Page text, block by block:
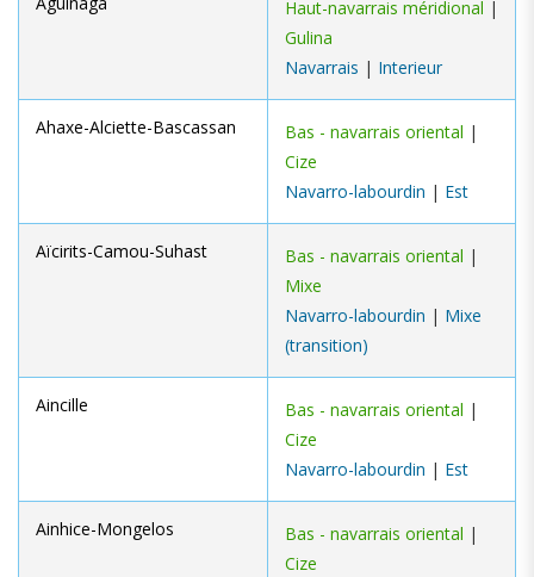
Haut-navarrais méridional |
Gulina
Navarrais | Interieur
Ahaxe-Alciette-Bascassan Bas - navarrais oriental |
Cize
Navarro-labourdin | Est
Aïcirits-Camou-Suhast Bas - navarrais oriental |
Mixe
Navarro-labourdin | Mixe
(transition)
Aincille Bas - navarrais oriental |
Cize
Navarro-labourdin | Est
Ainhice-Mongelos Bas - navarrais oriental |
Cize